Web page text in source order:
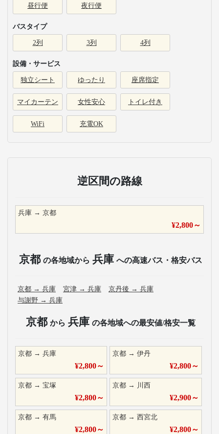
昼行便 夜行便
バスタイプ
2列 3列 4列
設備・サービス
独立シート ゆったり 座席指定
マイカーテン 女性安心 トイレ付き
WiFi 充電OK
逆区間の路線
兵庫 → 京都
¥2,800～
京都 の各地域から 兵庫 への高速バス・格安バス
京都 → 兵庫 宮津 → 兵庫 京丹後 → 兵庫
与謝野 → 兵庫
京都 から 兵庫 の各地域への最安値/格安一覧
京都 → 兵庫
¥2,800～
京都 →伊丹
¥2,800～
京都 → 宝塚
¥2,800～
京都 → 川西
¥2,900～
京都 → 有馬
¥2,800～
京都 →西宮北
¥2,800～